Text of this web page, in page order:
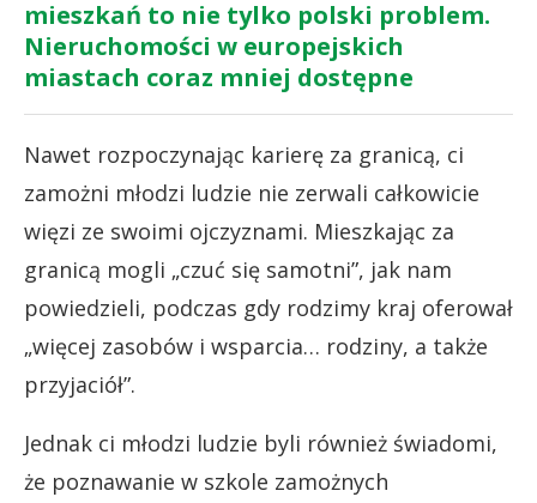
mieszkań to nie tylko polski problem.
Nieruchomości w europejskich
miastach coraz mniej dostępne
Nawet rozpoczynając karierę za granicą, ci
zamożni młodzi ludzie nie zerwali całkowicie
więzi ze swoimi ojczyznami. Mieszkając za
granicą mogli „czuć się samotni”, jak nam
powiedzieli, podczas gdy rodzimy kraj oferował
„więcej zasobów i wsparcia… rodziny, a także
przyjaciół”.
Jednak ci młodzi ludzie byli również świadomi,
że poznawanie w szkole zamożnych